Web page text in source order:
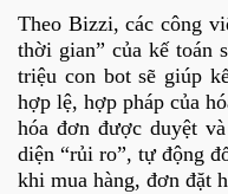
Theo Bizzi, các công
thời gian” của kế toán
triệu con bot sẽ giúp
hợp lệ, hợp pháp của
hóa đơn được duyệt
diện “rủi ro”, tự động
khi mua hàng, đơn đặt